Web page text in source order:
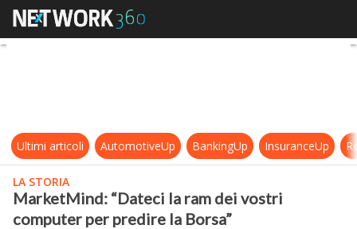
MarketMind: “Dateci la ram dei
Ultimi articoli AutomotiveUp BankingUp InsuranceUp
LA STORIA
MarketMind: “Dateci la ram dei vostri
computer per predire la Borsa”